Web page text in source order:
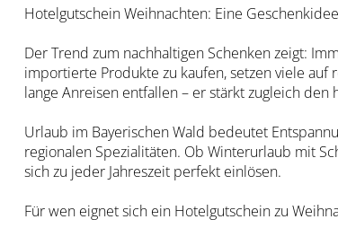
Hotelgutschein Weihnachten: Eine
Der Trend zum nachhaltigen Schenken zeigt:
importierte Produkte zu kaufen, setzen viele
lange Anreisen entfallen – er stärkt zugleich
Urlaub im Bayerischen Wald bedeutet
regionalen Spezialitäten. Ob Winterurlaub mit
sich zu jeder Jahreszeit perfekt einlösen.
Für wen eignet sich ein Hotelgutschein zu